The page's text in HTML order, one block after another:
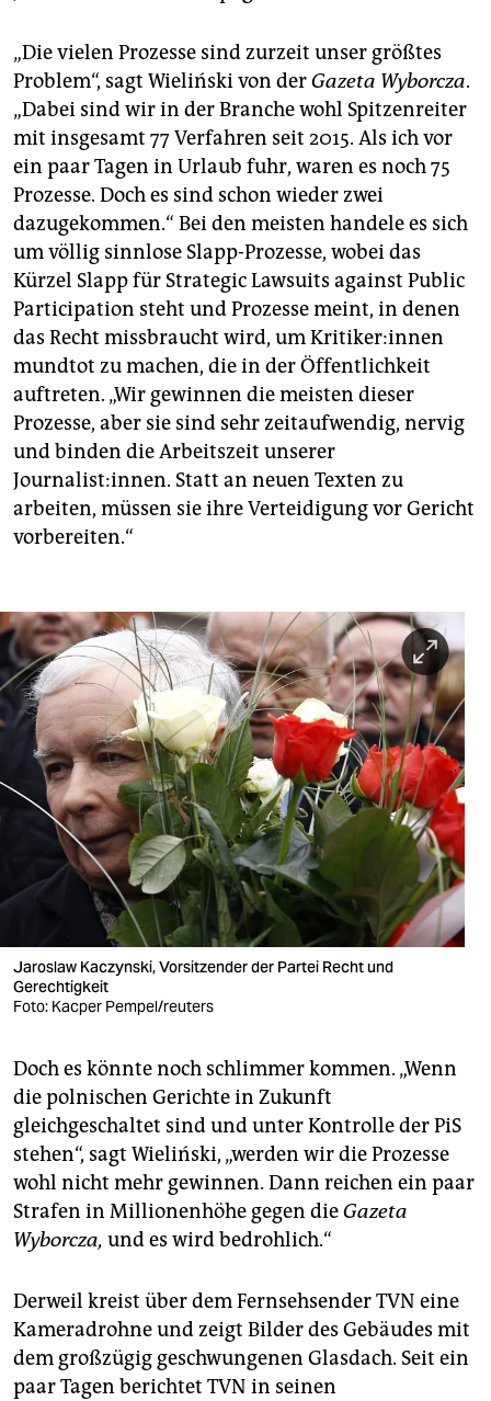
„Die vielen Prozesse sind zurzeit unser größtes
Problem“, sagt Wieliński von derGazeta Wyborcza.
„Dabei sind wir in der Branche wohl Spitzenreiter
mit insgesamt 77 Verfahren seit 2015. Als ich vor
ein paar Tagen in Urlaub fuhr, waren es noch 75
Prozesse. Doch es sind schon wieder zwei
dazugekommen.“ Bei den meisten handele es sich
um völlig sinnlose Slapp-Prozesse, wobei das
Kürzel Slapp für Strategic Lawsuits against Public
Participation steht und Prozesse meint, in denen
das Recht missbraucht wird, um Kri­ti­ke­r:in­nen
mundtot zu machen, die in der Öffentlichkeit
auftreten. „Wir gewinnen die meisten dieser
Prozesse, aber sie sind sehr zeitaufwendig, nervig
und binden die Arbeitszeit unserer
Journalist:innen. Statt an neuen Texten zu
arbeiten, müssen sie ihre Verteidigung vor Gericht
vorbereiten.“
Jaroslaw Kaczynski, Vorsitzender der Partei Recht und
Gerechtigkeit
Foto: Kacper Pempel/reuters
Doch es könnte noch schlimmer kommen. „Wenn
die polnischen Gerichte in Zukunft
gleichgeschaltet sind und unter Kontrolle der PiS
stehen“, sagt Wieliński, „werden wir die Prozesse
wohl nicht mehr gewinnen. Dann reichen ein paar
Strafen in Millionenhöhe gegen dieGazeta
Wyborcza, und es wird bedrohlich.“
Derweil kreist über dem Fernsehsender TVN eine
Kameradrohne und zeigt Bilder des Gebäudes mit
dem großzügig geschwungenen Glasdach. Seit ein
paar Tagen berichtet TVN in seinen